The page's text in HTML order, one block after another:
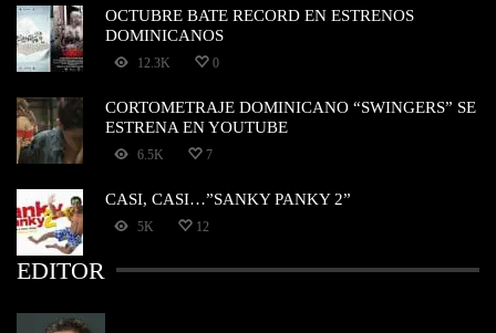
OCTUBRE BATE RECORD EN ESTRENOS
DOMINICANOS
12.3K 0
CORTOMETRAJE DOMINICANO “SWINGERS” SE
ESTRENA EN YOUTUBE
6.5K 7
CASI, CASI…”SANKY PANKY 2”
5K 12
EDITOR